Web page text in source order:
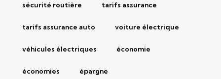
sécurité routière tarifs assurance
tarifs assurance auto voiture électrique
véhicules électriques économie
économies épargne